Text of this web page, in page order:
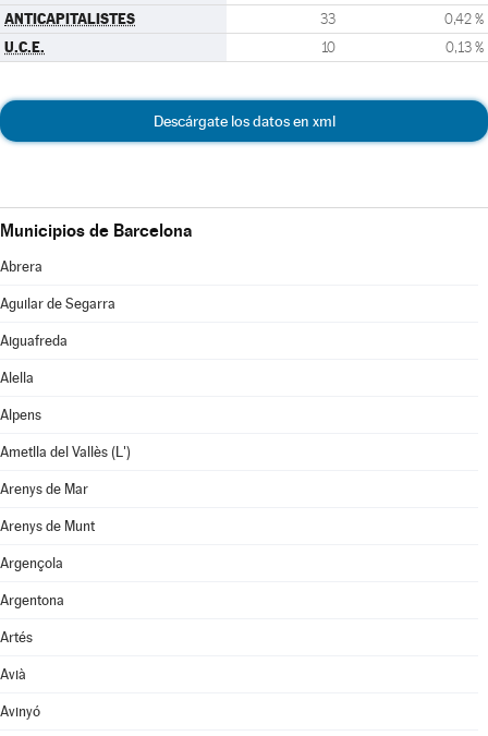
ANTICAPITALISTES 33 0,42 %
U.C.E. 10 0,13 %
Descárgate los datos en xml
Municipios de Barcelona
Abrera
Aguilar de Segarra
Aiguafreda
Alella
Alpens
Ametlla del Vallès (L')
Arenys de Mar
Arenys de Munt
Argençola
Argentona
Artés
Avià
Avinyó